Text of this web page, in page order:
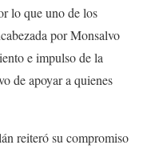
lo que uno de los
por Monsalvo
e impulso de la
de apoyar a quienes
reiteró su compromiso